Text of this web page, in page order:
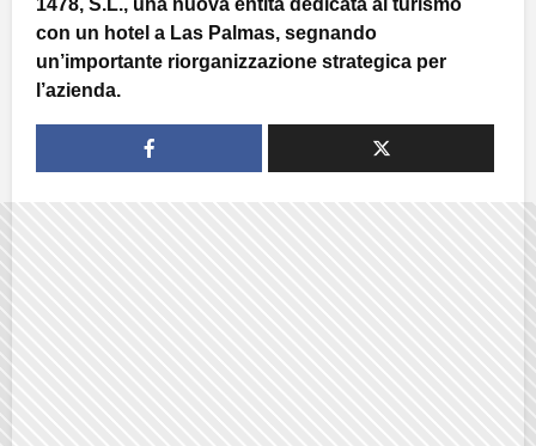
con un hotel a Las Palmas, segnando
un’importante riorganizzazione strategica per
l’azienda.